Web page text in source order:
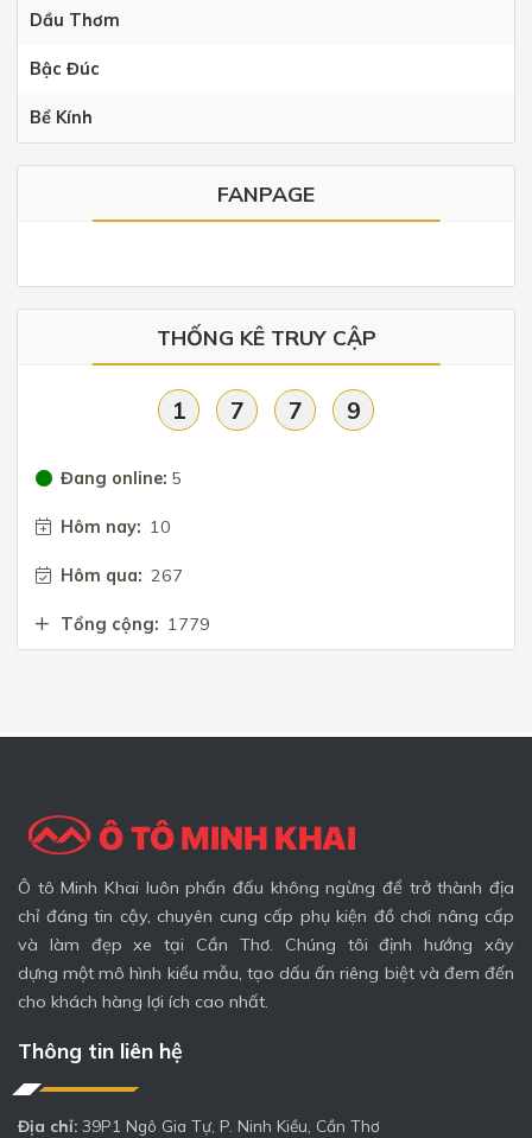
Dầu Thơm
Bậc Đúc
Bể Kính
FANPAGE
THỐNG KÊ TRUY CẬP
1 7 7 9
Đang online: 5
Hôm nay: 10
Hôm qua: 267
Tổng cộng: 1779
Ô tô Minh Khai luôn phấn đấu không ngừng để trở thành địa
chỉ đáng tin cậy, chuyên cung cấp phụ kiện đồ chơi nâng cấp
và làm đẹp xe tại Cần Thơ. Chúng tôi định hướng xây
dựng một mô hình kiểu mẫu, tạo dấu ấn riêng biệt và đem đến
cho khách hàng lợi ích cao nhất.
Thông tin liên hệ
Địa chỉ: 39P1 Ngô Gia Tự, P. Ninh Kiều, Cần Thơ